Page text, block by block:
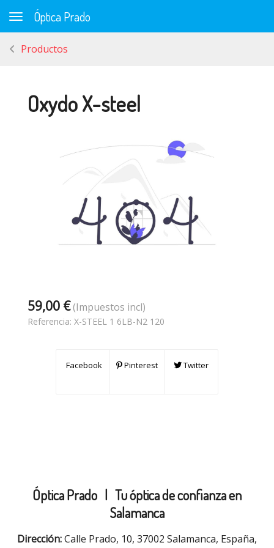
Toggle navigation
Óptica Prado
Productos
Oxydo X-steel
59,00 €(Impuestos incl)
Referencia: X-STEEL 1 6LB-N2 120
Facebook Pinterest Twitter
Óptica Prado | Tu óptica de confianza en
Salamanca
Dirección:Calle Prado, 10, 37002 Salamanca, España,